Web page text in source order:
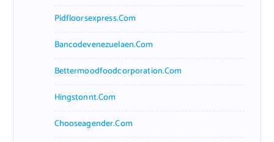
Pidfloorsexpress.com
Bancodevenezuelaen.com
Bettermoodfoodcorporation.com
Hingstonnt.com
Chooseagender.com